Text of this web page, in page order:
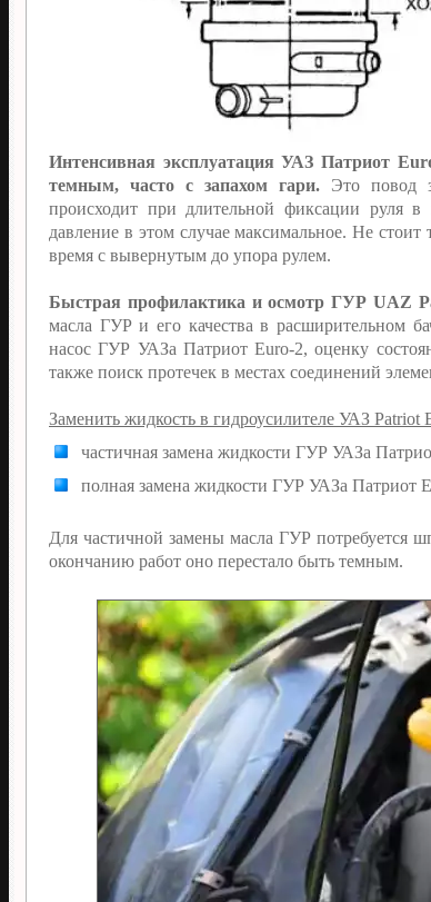
Интенсивная эксплуатация УАЗ Патриот
темным, часто с запахом гари. Это повод
происходит при длительной фиксации руля
давление в этом случае максимальное. Не стоит
время с вывернутым до упора рулем.
Быстрая профилактика и осмотр ГУР UAZ
масла ГУР и его качества в расширительном
насос ГУР УАЗа Патриот Euro-2, оценку
также поиск протечек в местах соединений
Заменить жидкость в гидроусилителе УАЗ
частичная замена жидкости ГУР УАЗа
полная замена жидкости ГУР УАЗа Патриот
Для частичной замены масла ГУР потребуется
окончанию работ оно перестало быть темным.